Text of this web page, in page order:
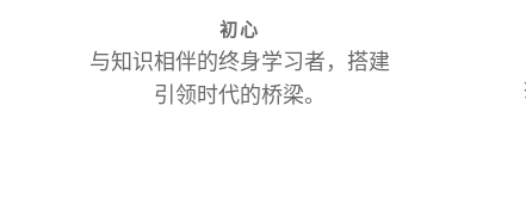
初心
与知识相伴的终身学习者，搭建
引领时代的桥梁。